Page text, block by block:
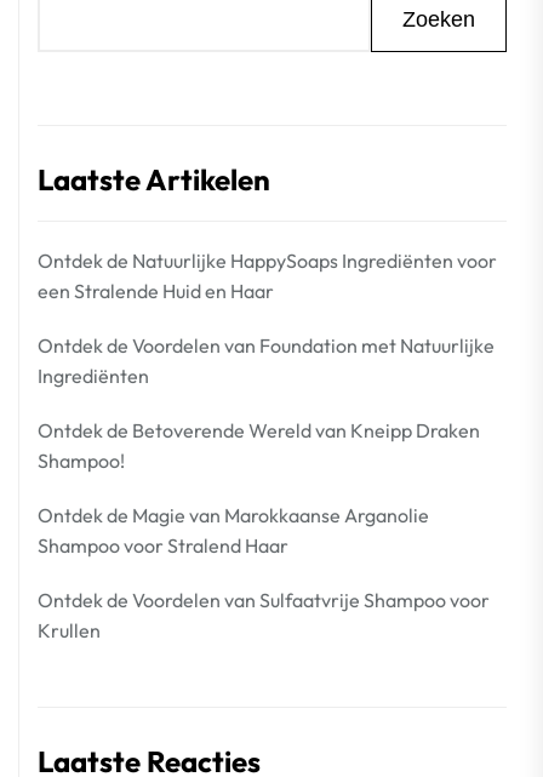
Zoeken
Laatste Artikelen
Ontdek de Natuurlijke HappySoaps Ingrediënten voor
een Stralende Huid en Haar
Ontdek de Voordelen van Foundation met Natuurlijke
Ingrediënten
Ontdek de Betoverende Wereld van Kneipp Draken
Shampoo!
Ontdek de Magie van Marokkaanse Arganolie
Shampoo voor Stralend Haar
Ontdek de Voordelen van Sulfaatvrije Shampoo voor
Krullen
Laatste Reacties